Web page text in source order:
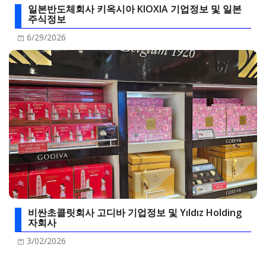
일본반도체회사 키옥시아 KIOXIA 기업정보 및 일본
주식정보
6/29/2026
비싼초콜릿회사 고디바 기업정보 및 Yıldız Holding
자회사
3/02/2026